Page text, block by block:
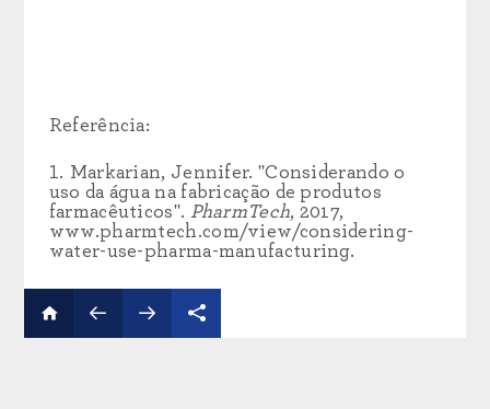
Referência:
Markarian, Jennifer. "Considerando o
uso da água na fabricação de produtos
farmacêuticos". PharmTech, 2017,
www.pharmtech.com/view/considering-
water-use-pharma-manufacturing.